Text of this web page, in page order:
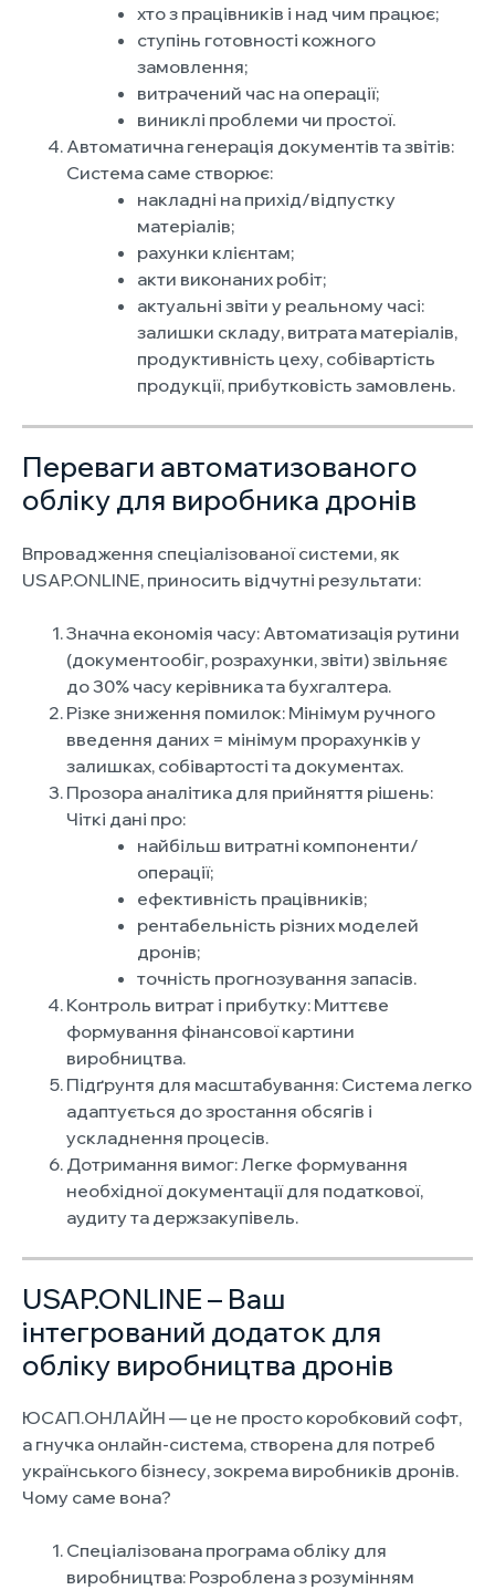
хто з працівників і над чим працює;
ступінь готовності кожного
замовлення;
витрачений час на операції;
виниклі проблеми чи простої.
Автоматична генерація документів та звітів:
Система саме створює:
накладні на прихід/відпустку
матеріалів;
рахунки клієнтам;
акти виконаних робіт;
актуальні звіти у реальному часі:
залишки складу, витрата матеріалів,
продуктивність цеху, собівартість
продукції, прибутковість замовлень.
Переваги автоматизованого
обліку для виробника дронів
Впровадження спеціалізованої системи, як
USAP.ONLINE, приносить відчутні результати:
Значна економія часу: Автоматизація рутини
(документообіг, розрахунки, звіти) звільняє
до 30% часу керівника та бухгалтера.
Різке зниження помилок: Мінімум ручного
введення даних = мінімум прорахунків у
залишках, собівартості та документах.
Прозора аналітика для прийняття рішень:
Чіткі дані про:
найбільш витратні компоненти/
операції;
ефективність працівників;
рентабельність різних моделей
дронів;
точність прогнозування запасів.
Контроль витрат і прибутку: Миттєве
формування фінансової картини
виробництва.
Підґрунтя для масштабування: Система легко
адаптується до зростання обсягів і
ускладнення процесів.
Дотримання вимог: Легке формування
необхідної документації для податкової,
аудиту та держзакупівель.
USAP.ONLINE – Ваш
інтегрований додаток для
обліку виробництва дронів
ЮСАП.ОНЛАЙН — це не просто коробковий софт,
а гнучка онлайн-система, створена для потреб
українського бізнесу, зокрема виробників дронів.
Чому саме вона?
Спеціалізована програма обліку для
виробництва: Розроблена з розумінням